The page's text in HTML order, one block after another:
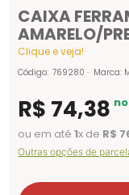
CAIXA
AMARELO/
Clique e veja!
Código: 769280 Marca:
R$ 74,38
ou em até1x de R$
Outras opções de